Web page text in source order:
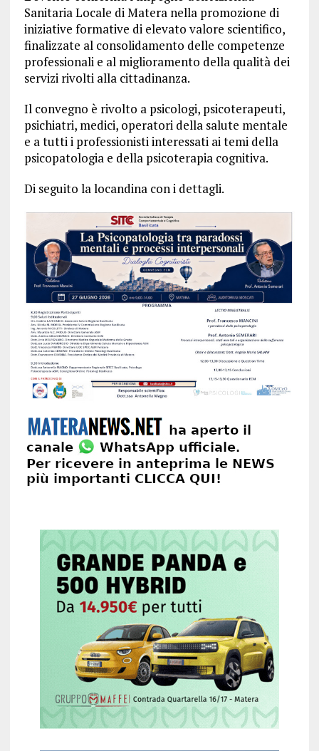
Sanitaria Locale di Matera nella promozione di
iniziative formative di elevato valore scientifico,
finalizzate al consolidamento delle competenze
professionali e al miglioramento della qualità dei
servizi rivolti alla cittadinanza.
Il convegno è rivolto a psicologi, psicoterapeuti,
psichiatri, medici, operatori della salute mentale
e a tutti i professionisti interessati ai temi della
psicopatologia e della psicoterapia cognitiva.
Di seguito la locandina con i dettagli.